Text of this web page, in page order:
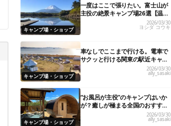
キャンプ場・ショップ
一度はここで張りたい。富士山が
主役の絶景キャンプ場26選【温泉
や初心者向けまで】
2026/03/30
ヨシダ コウキ
キャンプ場・ショップ
車なしでここまで行ける。電車で
サクッと行ける関東の駅近キャン
プ場18選
2026/03/30
ally_sasaki
キャンプ場・ショップ
“お風呂が主役”のキャンプはいか
が？癒しが極まる全国のおすすめ
キャンプ場10選！
2026/03/30
ally_sasaki